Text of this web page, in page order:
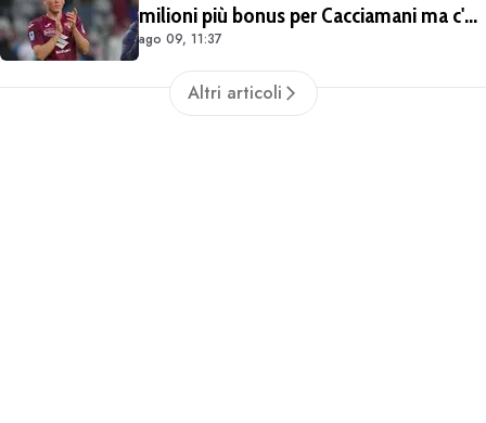
milioni più bonus per Cacciamani ma c'è
distanza, interesse anche dell'Inter.
Cherubini vicino al Benevento
ago 09, 11:37
Altri articoli